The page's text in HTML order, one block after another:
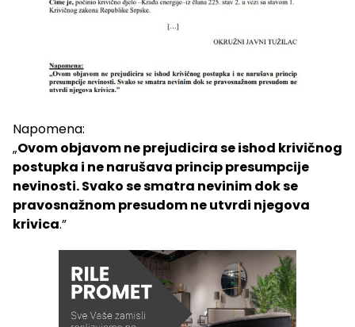
Napomena:
„Ovom objavom ne prejudicira se ishod krivičnog
postupka i ne narušava princip presumpcije
nevinosti. Svako se smatra nevinim dok se
pravosnažnom presudom ne utvrdi njegova
krivica.”